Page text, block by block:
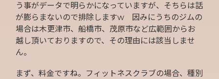
う事がデータで明らかになっていますが、そちらは話
が膨らまないので排除しますw 因みにうちのジムの
場合は木更津市、船橋市、茂原市など広範囲からお
越し頂いておりますので、その理由には該当しませ
ん。
まず、料金ですね。フィットネスクラブの場合、種別